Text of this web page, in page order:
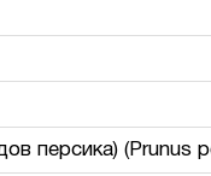
персика) (Prunus